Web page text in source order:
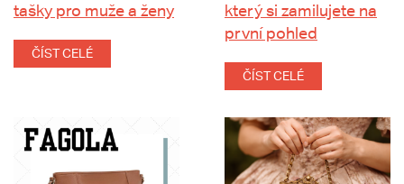
tašky pro muže a ženy
ČÍST CELÉ
který si zamilujete na
první pohled
ČÍST CELÉ